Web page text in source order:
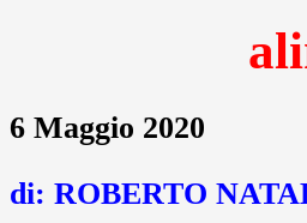
6 Maggio 2020
di: ROBERTO